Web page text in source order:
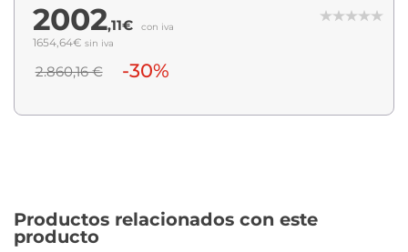
2002,11€ con iva
1654,64€ sin iva
2.860,16 € -30%
Productos relacionados con este
producto